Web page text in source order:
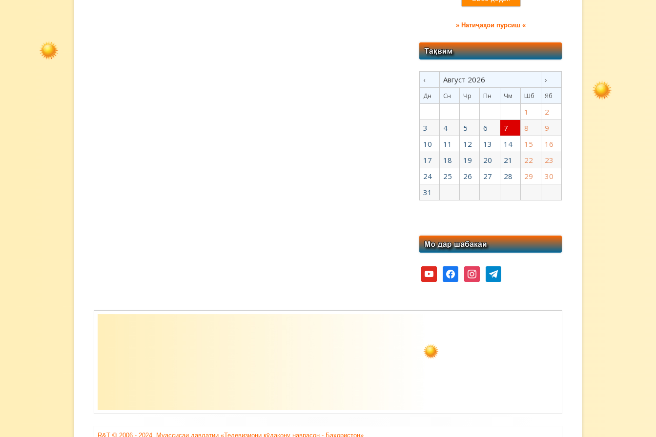
» Натиҷаҳои пурсиш «
‹ Август 2026 ›
Дн Сн Чр Пн Чм Шб Яб
1
2
3
4 5 6 7 8
9
10
11 12 13 14 15
16
17
18 19 20 21 22
23
24
25 26 27 28 29
30
31
youtubefacebookinstagramtelegram
Содержимое
R&T © 2006 - 2024. Муассисаи давлатии «Телевизиони кӯдакону наврасон - Баҳористон».